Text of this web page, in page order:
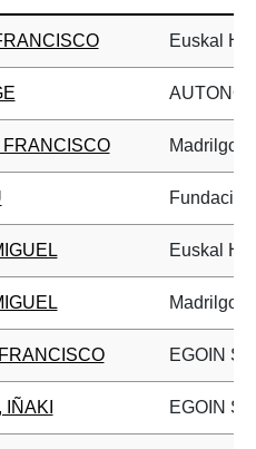
Euskal
Madrilgo
Euskal
Madrilgo
EGOIN
EGOIN